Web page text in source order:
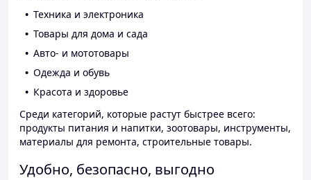
Техника и электроника
Товары для дома и сада
Авто- и мототовары
Одежда и обувь
Красота и здоровье
Среди категорий, которые растут быстрее всего:
продукты питания и напитки, зоотовары, инструменты,
материалы для ремонта, строительные товары.
Удобно, безопасно, выгодно